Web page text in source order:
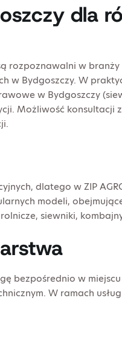
dla
w
w Bydgoszczy. W
w Bydgoszczy
Możliwość konsultacji
dlatego w ZIP
modeli,
siewniki,
bezpośrednio w
W ramach